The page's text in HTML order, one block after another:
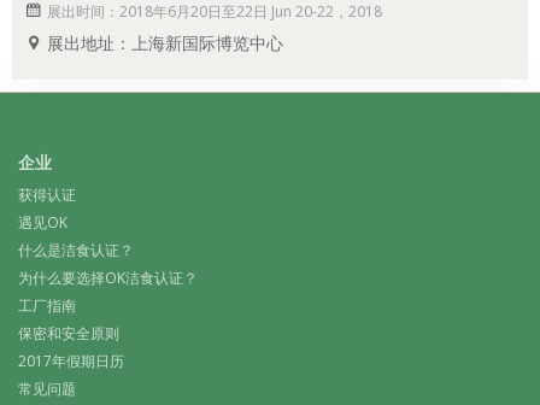
展出时间：2018年6月20日至22日 Jun 20-22，2018
展出地址：上海新国际博览中心
企业
获得认证
遇见OK
什么是洁食认证？
为什么要选择OK洁食认证？
工厂指南
保密和安全原则
2017年假期日历
常见问题